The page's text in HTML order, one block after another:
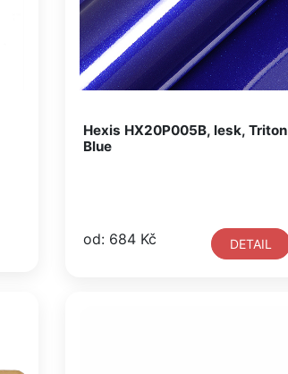
Hexis HX20P005B, lesk, Triton
Blue
od: 684 Kč DETAIL